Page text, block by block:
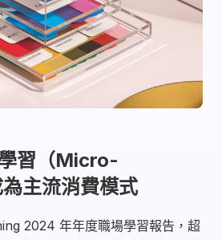
習（Micro-
主流消費模式
2024 年年度職場學習報告，超